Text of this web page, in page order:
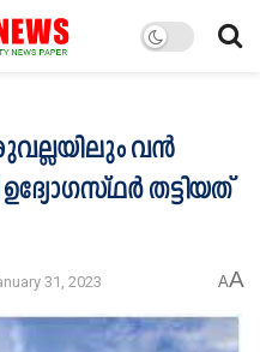
വൻ
ഉദ്യോ​ഗസ്ഥർ തട്ടിയത്
31, 2023 AA